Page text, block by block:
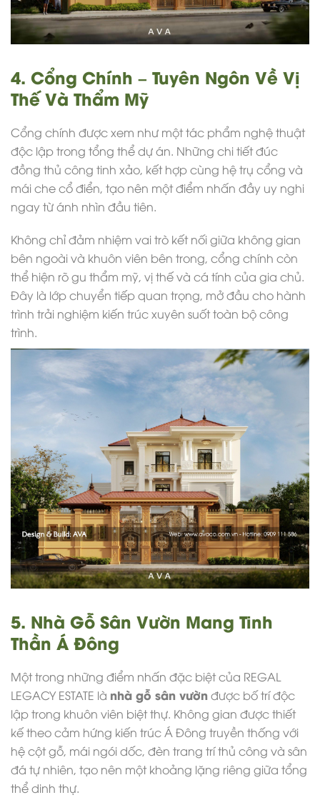
4. Cổng Chính – Tuyên Ngôn Về Vị
Thế Và Thẩm Mỹ
Cổng chính được xem như một tác phẩm nghệ thuật
độc lập trong tổng thể dự án. Những chi tiết đúc
đồng thủ công tinh xảo, kết hợp cùng hệ trụ cổng và
mái che cổ điển, tạo nên một điểm nhấn đầy uy nghi
ngay từ ánh nhìn đầu tiên.
Không chỉ đảm nhiệm vai trò kết nối giữa không gian
bên ngoài và khuôn viên bên trong, cổng chính còn
thể hiện rõ gu thẩm mỹ, vị thế và cá tính của gia chủ.
Đây là lớp chuyển tiếp quan trọng, mở đầu cho hành
trình trải nghiệm kiến trúc xuyên suốt toàn bộ công
trình.
5. Nhà Gỗ Sân Vườn Mang Tinh
Thần Á Đông
Một trong những điểm nhấn đặc biệt của REGAL
LEGACY ESTATE là nhà gỗ sân vườnđược bố trí độc
lập trong khuôn viên biệt thự. Không gian được thiết
kế theo cảm hứng kiến trúc Á Đông truyền thống với
hệ cột gỗ, mái ngói dốc, đèn trang trí thủ công và sân
đá tự nhiên, tạo nên một khoảng lặng riêng giữa tổng
thể dinh thự.